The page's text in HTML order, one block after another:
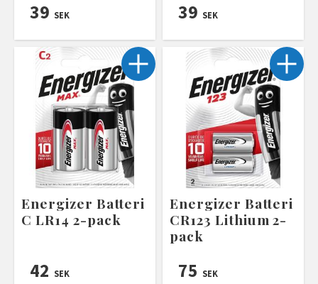
39 SEK 39 SEK
Energizer Batteri
C LR14 2-pack
42 SEK
Energizer Batteri
CR123 Lithium 2-
pack
75 SEK